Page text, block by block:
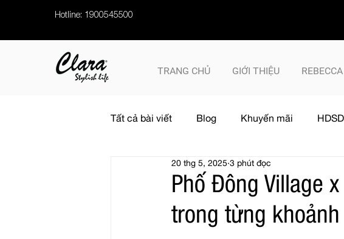
Hotline: 1900545500
TRANG CHỦ GIỚI THIỆU REBECCA
Tất cả bài viết Blog Khuyến mãi
Phố Đông Village
trong từng
20 thg 5, 2025 3 phút đọc